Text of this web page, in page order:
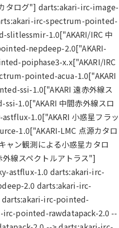
タログ"] darts:akari-irc-image-
irc-spectrum-pointed-
1.0["AKARI/IRC 中
nepdeep-2.0["AKARI-
poiphase3-x.x["AKARI/IRC
pointed-acua-1.0["AKARI
ssi-1.0["AKARI 遠赤外線ス
1.0["AKARI 中間赤外線スロ
1.0["AKARI 小惑星フラッ
1.0["AKARI-LMC 点源カタロ
ン観測による小惑星カタロ
線スペクトルアトラス"]
astflux-1.0 darts:akari-irc-
2.0 darts:akari-irc-
irc-pointed-
pointed-rawdatapack-2.0 --